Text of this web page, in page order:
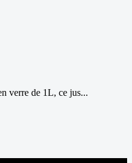
verre de 1L, ce jus...